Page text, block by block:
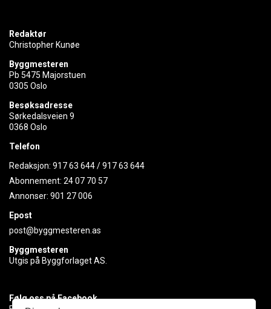
Redaktør
Christopher Kunøe
Byggmesteren
Pb 5475 Majorstuen
0305 Oslo
Besøksadresse
Sørkedalsveien 9
0368 Oslo
Telefon
Redaksjon: 917 63 644/917 63 644
Abonnement: 24 07 70 57
Annonser: 901 27 006
Epost
post@byggmesteren.as
Byggmesteren
Utgis på Byggforlaget AS.
Følg oss på Facebook